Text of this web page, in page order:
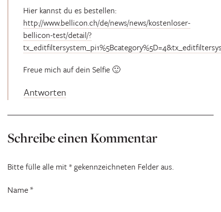
Hier kannst du es bestellen:
http://www.bellicon.ch/de/news/news/kostenloser-
bellicon-test/detail/?
Freue mich auf dein Selfie 🙂
Antworten
Schreibe einen Kommentar
Bitte fülle alle mit * gekennzeichneten Felder aus.
Name*